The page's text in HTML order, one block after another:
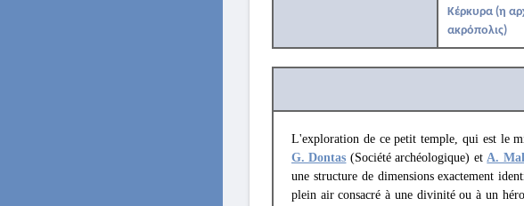
Κέρκυρα (η
ακρόπολις)
L'exploration de ce petit temple, qui est le
G. Dontas (Société archéologique) etA.
une structure de dimensions exactement
plein air consacré à une divinité ou à un